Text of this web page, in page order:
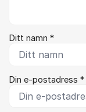
Ditt namn *
Din e-postadress *